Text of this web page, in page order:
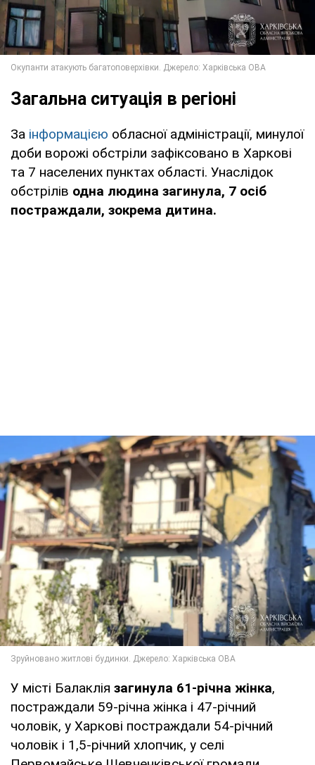
Загальна ситуація в регіоні
За інформацією обласної адміністрації, минулої
доби ворожі обстріли зафіксовано в Харкові
та 7 населених пунктах області. Унаслідок
обстрілів одна людина загинула, 7 осіб
постраждали, зокрема дитина.
У місті Балаклія загинула 61-річна жінка,
постраждали 59-річна жінка і 47-річний
чоловік, у Харкові постраждали 54-річний
чоловік і 1,5-річний хлопчик, у селі